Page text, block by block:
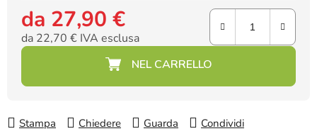
da 27,90 €
da 22,70 € IVA esclusa
Prezzo della misura:
Stampa Chiedere Guarda Condividi